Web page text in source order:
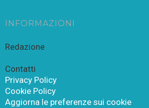
INFORMAZIONI
Redazione
Contatti
Privacy Policy
Cookie Policy
Aggiorna le preferenze sui cookie